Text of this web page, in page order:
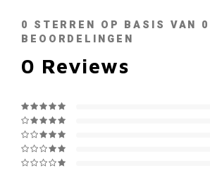
0 STERREN OP BASIS VAN 0
BEOORDELINGEN
0 Reviews